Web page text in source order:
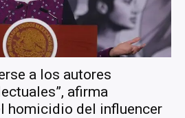
a los autores
afirma
homicidio del influencer